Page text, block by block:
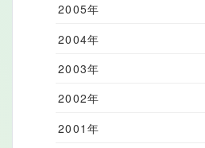
2005年
2004年
2003年
2002年
2001年